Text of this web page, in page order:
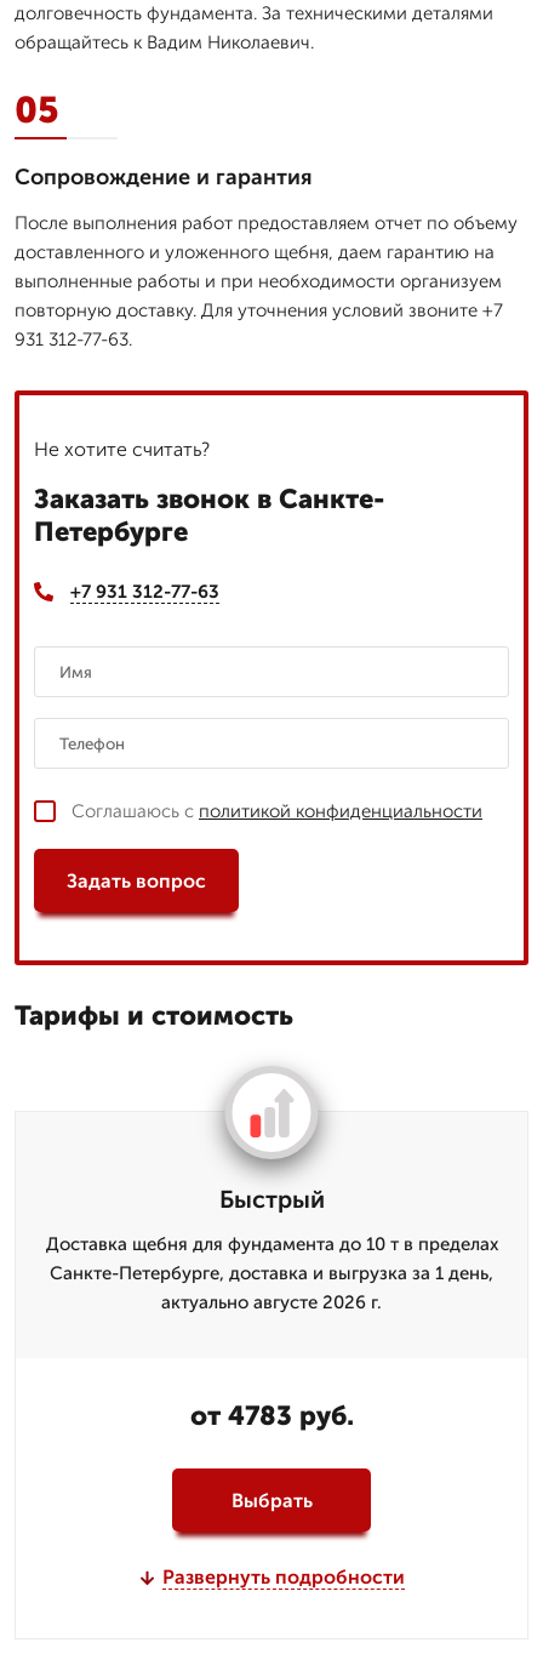
долговечность фундамента. За техническими деталями
обращайтесь к Вадим Николаевич.
05
Сопровождение и гарантия
После выполнения работ предоставляем отчет по объему
доставленного и уложенного щебня, даем гарантию на
выполненные работы и при необходимости организуем
повторную доставку. Для уточнения условий звоните +7
931 312-77-63.
Не хотите считать?
Заказать звонок в Санкте-
Петербурге
+7 931 312-77-63
Соглашаюсь с политикой конфиденциальности
Задать вопрос
Тарифы и стоимость
Быстрый
Доставка щебня для фундамента до 10 т в пределах
Санкте-Петербурге, доставка и выгрузка за 1 день,
актуально августе 2026 г.
от 4783 руб.
Выбрать
Развернуть подробности